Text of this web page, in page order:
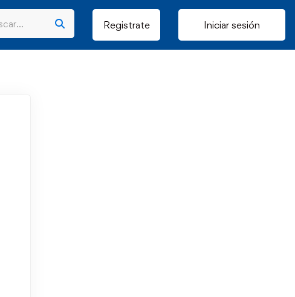
Registrate Iniciar sesión